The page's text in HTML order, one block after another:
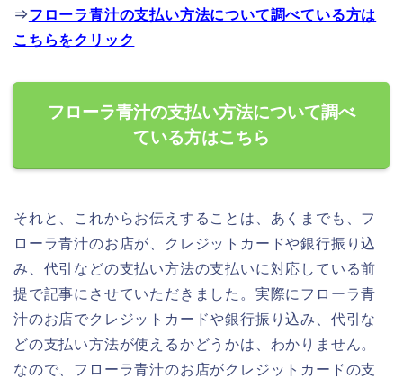
⇒フローラ青汁の支払い方法について調べている方は
こちらをクリック
フローラ青汁の支払い方法について調べ
ている方はこちら
それと、これからお伝えすることは、あくまでも、フ
ローラ青汁のお店が、クレジットカードや銀行振り込
み、代引などの支払い方法の支払いに対応している前
提で記事にさせていただきました。実際にフローラ青
汁のお店でクレジットカードや銀行振り込み、代引な
どの支払い方法が使えるかどうかは、わかりません。
なので、フローラ青汁のお店がクレジットカードの支